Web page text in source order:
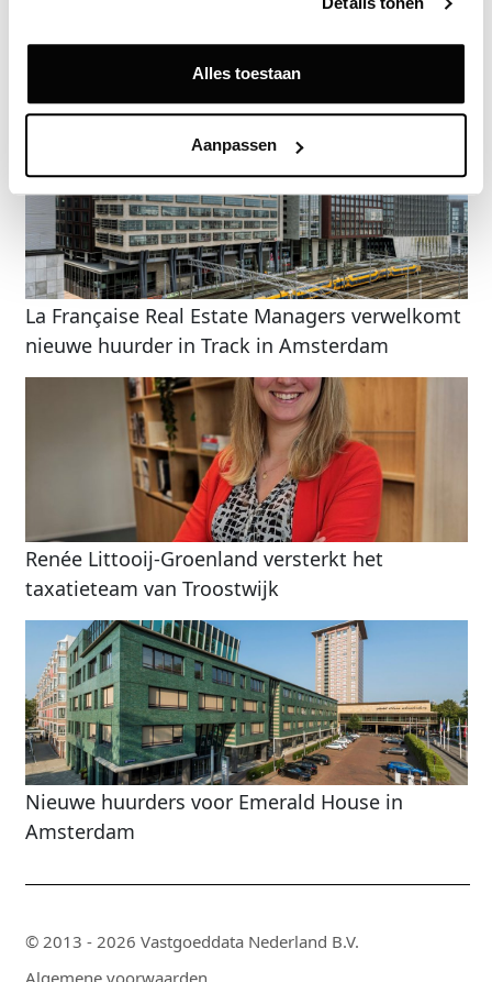
Alles toestaan
Aanpassen
Gerelateerde nieuwsberichten
La Française Real Estate Managers verwelkomt
nieuwe huurder in Track in Amsterdam
Renée Littooij-Groenland versterkt het
taxatieteam van Troostwijk
Nieuwe huurders voor Emerald House in
Amsterdam
© 2013 - 2026 Vastgoeddata Nederland B.V.
Algemene voorwaarden